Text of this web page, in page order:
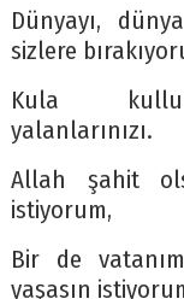
Dünyayı,
sizlere
Kula
yalanlarınızı.
Allah şahit
istiyorum,
Bir de
yaşasın